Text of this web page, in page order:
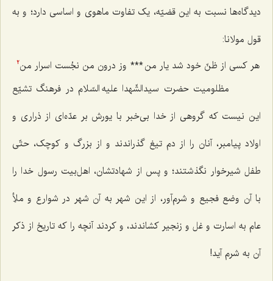
دیدگاه‌ها نسبت به این قضیّه، یک تفاوت ماهوی و اساسی دارد؛ و به
قول مولانا:
هر کسی از ظنّ خود شد یار من*** وز درون من نجُست اسرار من‌2
مظلومیت حضرت سیدالشّهدا علیه السّلام در فرهنگ تشیّع
این نیست که گروهی از خدا بی‌خبر با یورش بر عدّه‌ای از ذراری و
اولاد پیامبر، آنان را از دم تیغ گذراندند و از بزرگ و کوچک، حتّی
طفل شیرخوار نگذشتند؛ و پس از شهادتشان، اهل‌بیت رسول خدا را
با آن وضع فجیع و شرم‌آور، از این شهر به آن شهر در شوارع و ملأِ
عام به اسارت و غل و زنجیر کشاندند، و کردند آنچه را که تاریخ از ذکر
آن به شرم آید!